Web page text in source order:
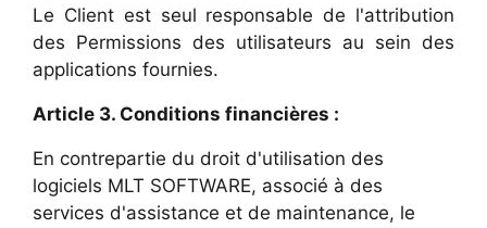
Le Client est seul responsable de l'attribution
des Permissions des utilisateurs au sein des
applications fournies.
Article 3. Conditions financières :
En contrepartie du droit d'utilisation des
logiciels MLT SOFTWARE, associé à des
services d'assistance et de maintenance, le